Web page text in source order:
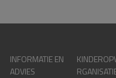
INFORMATIE EN
ADVIES